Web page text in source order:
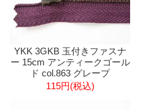
YKK 3GKB 玉付きファスナ
ー 15cm アンティークゴール
ド col.863 グレープ
115円(税込)